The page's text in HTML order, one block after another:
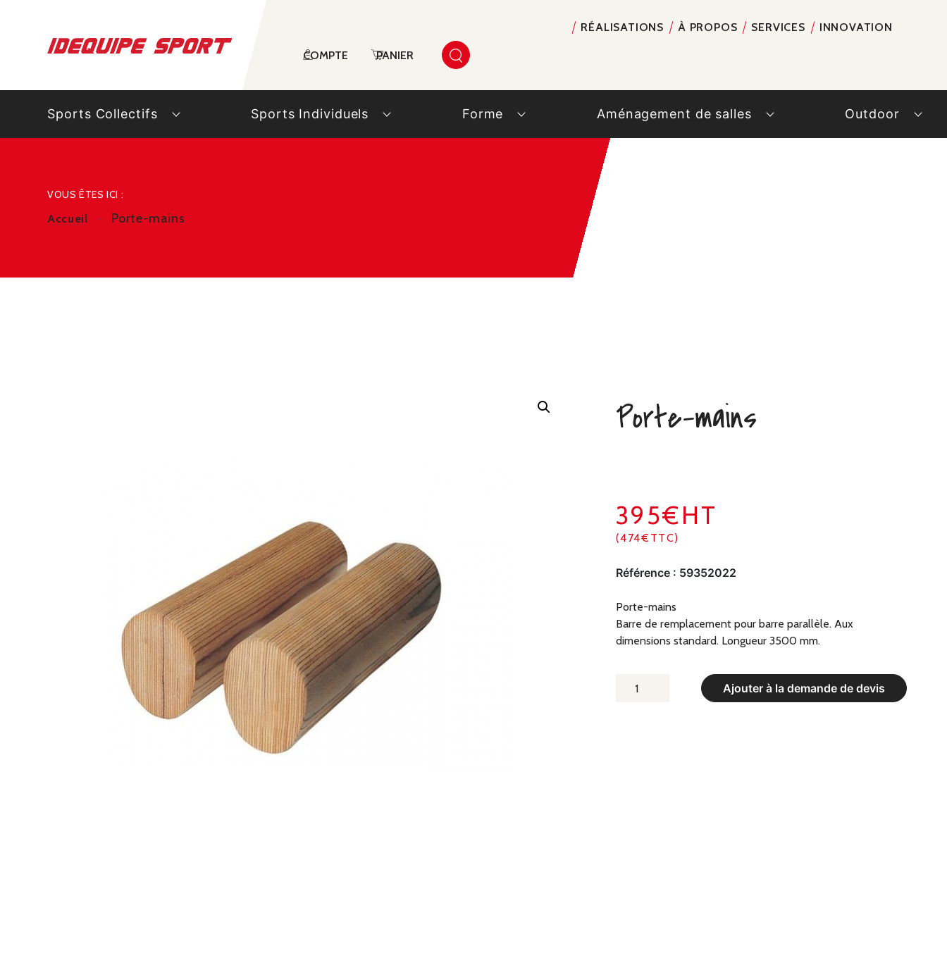
RÉALISATIONS À PROPOS SERVICES INNOVATION
COMPTE PANIER
Sports Collectifs Sports Individuels Forme Aménagement de salles Outdoor
VOUS ÊTES ICI :
Accueil Porte-mains
Porte-mains
395€HT
(474€TTC)
Référence : 59352022
Porte-mains
Barre de remplacement pour barre parallèle. Aux
dimensions standard. Longueur 3500 mm.
Ajouter à la demande de devis
QUANTITÉ